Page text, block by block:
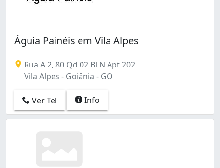
Águia Painéis em Vila Alpes
Rua A 2, 80 Qd 02 Bl N Apt 202
Vila Alpes - Goiânia - GO
Ver Tel Info